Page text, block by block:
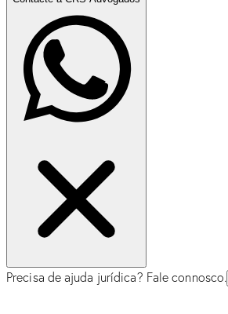
Precisa de ajuda jurídica? Fale connosco.